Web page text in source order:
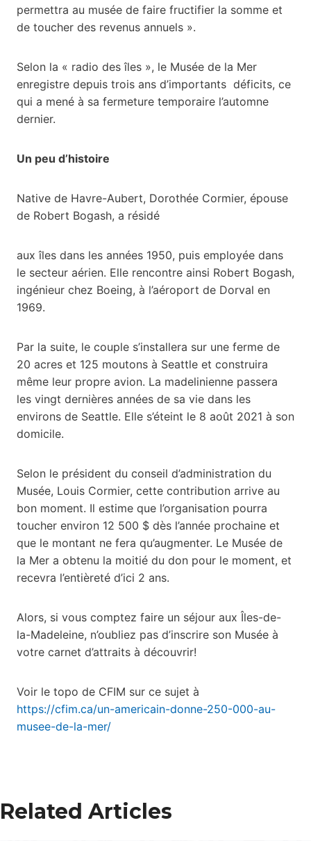
permettra au musée de faire fructifier la somme et
de toucher des revenus annuels ».
Selon la « radio des îles », le Musée de la Mer
enregistre depuis trois ans d’importants déficits, ce
qui a mené à sa fermeture temporaire l’automne
dernier.
Un peu d’histoire
Native de Havre-Aubert, Dorothée Cormier, épouse
de Robert Bogash, a résidé
aux îles dans les années 1950, puis employée dans
le secteur aérien. Elle rencontre ainsi Robert Bogash,
ingénieur chez Boeing, à l’aéroport de Dorval en
1969.
Par la suite, le couple s’installera sur une ferme de
20 acres et 125 moutons à Seattle et construira
même leur propre avion. La madelinienne passera
les vingt dernières années de sa vie dans les
environs de Seattle. Elle s’éteint le 8 août 2021 à son
domicile.
Selon le président du conseil d’administration du
Musée, Louis Cormier, cette contribution arrive au
bon moment. Il estime que l’organisation pourra
toucher environ 12 500 $ dès l’année prochaine et
que le montant ne fera qu’augmenter. Le Musée de
la Mer a obtenu la moitié du don pour le moment, et
recevra l’entièreté d’ici 2 ans.
Alors, si vous comptez faire un séjour aux Îles-de-
la-Madeleine, n’oubliez pas d’inscrire son Musée à
votre carnet d’attraits à découvrir!
Voir le topo de CFIM sur ce sujet à
https://cfim.ca/un-americain-donne-250-000-au-
musee-de-la-mer/
Related Articles